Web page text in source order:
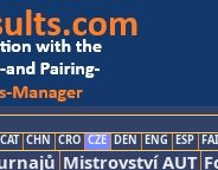
CAT CHN CRO CZE DEN ENG ESP FAI
Mistrovství AUT